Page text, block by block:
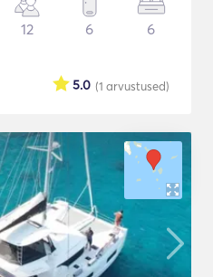
12 6 6
(1 arvustused)
5.0